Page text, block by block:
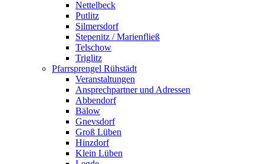
Nettelbeck
Putlitz
Silmersdorf
Stepenitz / Marienfließ
Telschow
Triglitz
Pfarrsprengel Rühstädt
Veranstaltungen
Ansprechpartner und Adressen
Abbendorf
Bälow
Gnevsdorf
Groß Lüben
Hinzdorf
Klein Lüben